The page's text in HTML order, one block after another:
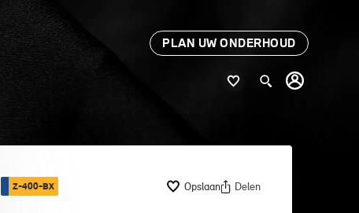
PLAN UW ONDERHOUD
Z-400-BX Opslaan Delen